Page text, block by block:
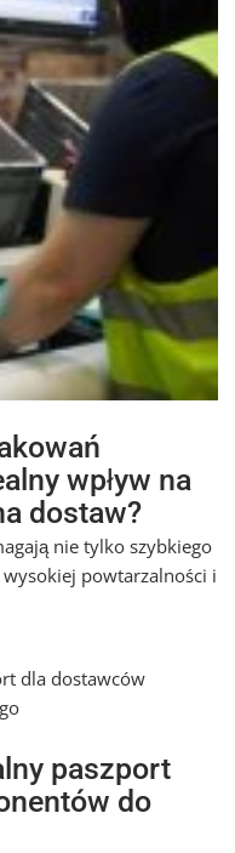
wpływ na
dostaw?
nie tylko szybkiego
powtarzalności i
paszport
do